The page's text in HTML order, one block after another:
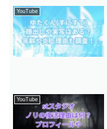
YouTube
YouTube